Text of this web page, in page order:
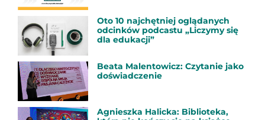
Oto 10 najchętniej oglądanych
odcinków podcastu „Liczymy się
dla edukacji”
Beata Malentowicz: Czytanie jako
doświadczenie
Agnieszka Halicka: Biblioteka,